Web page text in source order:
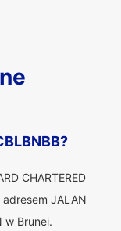
CHARTERED
JALAN
w Brunei.